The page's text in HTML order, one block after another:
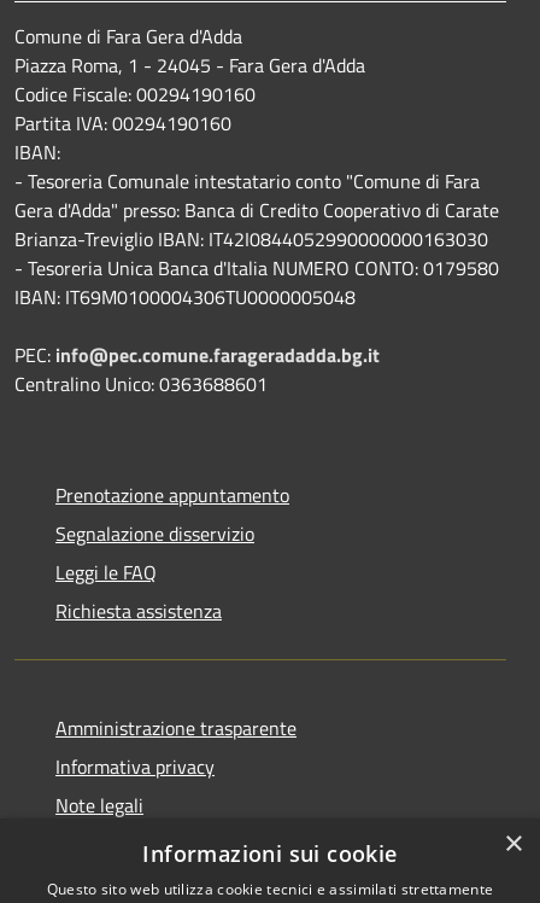
Comune di Fara Gera d'Adda
Piazza Roma, 1 - 24045 - Fara Gera d'Adda
Codice Fiscale: 00294190160
Partita IVA: 00294190160
IBAN:
- Tesoreria Comunale intestatario conto "Comune di Fara
Gera d'Adda" presso: Banca di Credito Cooperativo di Carate
Brianza-Treviglio IBAN: IT42I0844052990000000163030
- Tesoreria Unica Banca d'Italia NUMERO CONTO: 0179580
IBAN: IT69M0100004306TU0000005048
PEC: info@pec.comune.farageradadda.bg.it
Centralino Unico: 0363688601
Prenotazione appuntamento
Segnalazione disservizio
Leggi le FAQ
Richiesta assistenza
Amministrazione trasparente
Informativa privacy
Note legali
Dichiarazione di accessibilità
×
Informazioni sui cookie
Questo sito web utilizza cookie tecnici e assimilati strettamente